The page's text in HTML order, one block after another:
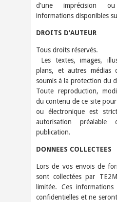
d'une imprécision
informations disponibles
DROITS D'AUTEUR
Tous droits réservés.
Les textes, images,
plans, et autres médias
soumis à la protection du
Toute reproduction,
du contenu de ce site
ou électronique est
autorisation préalable
publication.
DONNEES COLLECTEES
Lors de vos envois de
sont collectées par
limitée. Ces
confidentielles et ne